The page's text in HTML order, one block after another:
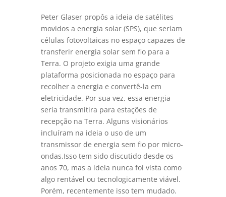
Peter Glaser propôs a ideia de satélites
movidos a energia solar (SPS), que seriam
células fotovoltaicas no espaço capazes de
transferir energia solar sem fio para a
Terra. O projeto exigia uma grande
plataforma posicionada no espaço para
recolher a energia e convertê-la em
eletricidade. Por sua vez, essa energia
seria transmitira para estações de
recepção na Terra. Alguns visionários
incluíram na ideia o uso de um
transmissor de energia sem fio por micro-
ondas.Isso tem sido discutido desde os
anos 70, mas a ideia nunca foi vista como
algo rentável ou tecnologicamente viável.
Porém, recentemente isso tem mudado.